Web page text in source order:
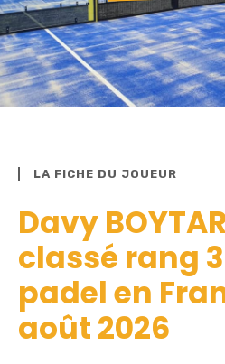
LA FICHE DU JOUEUR
Davy
classé rang
padel en
août 2026